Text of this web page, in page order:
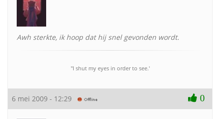
Awh sterkte, ik hoop dat hij snel gevonden wordt.
"I shut my eyes in order to see.'
6 mei 2009 - 12:29 0